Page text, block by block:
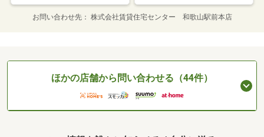
お問い合わせ先 株式会社賃貸住宅センター 和歌山駅前本店
ほかの店舗から問い合わせる（44件）